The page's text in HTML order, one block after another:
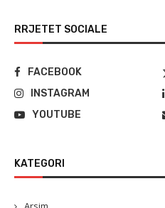
RRJETET SOCIALE
FACEBOOK
INSTAGRAM
YOUTUBE
KATEGORI